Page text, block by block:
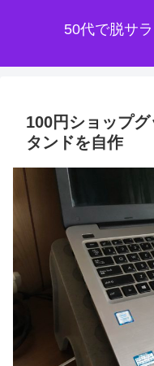
50代で脱サ
100円ショップ
タンドを自作